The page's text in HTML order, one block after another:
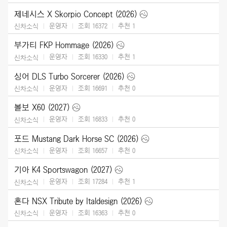
제네시스 X Skorpio Concept (2026)
신차소식 운영자 조회 16372 추천 1
부가티 FKP Hommage (2026)
신차소식 운영자 조회 16330 추천 1
싱어 DLS Turbo Sorcerer (2026)
신차소식 운영자 조회 16691 추천 0
볼보 X60 (2027)
신차소식 운영자 조회 16833 추천 0
포드 Mustang Dark Horse SC (2026)
신차소식 운영자 조회 16657 추천 0
기아 K4 Sportswagon (2027)
신차소식 운영자 조회 17284 추천 1
혼다 NSX Tribute by Italdesign (2026)
신차소식 운영자 조회 16363 추천 0